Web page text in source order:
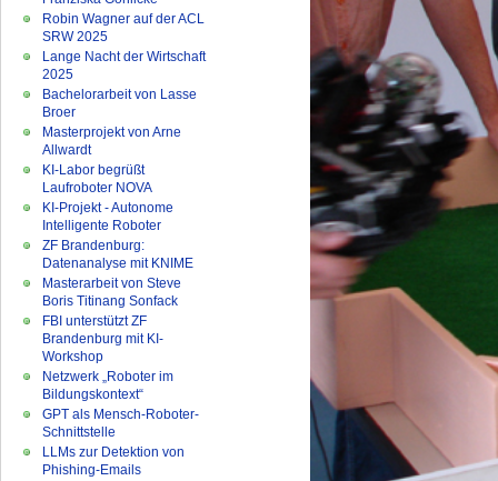
Robin Wagner auf der ACL
SRW 2025
Lange Nacht der Wirtschaft
2025
Bachelorarbeit von Lasse
Broer
Masterprojekt von Arne
Allwardt
KI-Labor begrüßt
Laufroboter NOVA
KI-Projekt - Autonome
Intelligente Roboter
ZF Brandenburg:
Datenanalyse mit KNIME
Masterarbeit von Steve
Boris Titinang Sonfack
FBI unterstützt ZF
Brandenburg mit KI-
Workshop
Netzwerk „Roboter im
Bildungskontext“
GPT als Mensch-Roboter-
Schnittstelle
LLMs zur Detektion von
Phishing-Emails